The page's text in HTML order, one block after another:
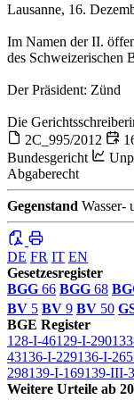
Lausanne, 16.
Im Namen der II.
des Schweizerischen
Der Präsident: Zünd
Die
2C_995/2012
Bundesgericht
Abgaberecht
Gegenstand Wasser-
DE FR IT EN
Gesetzesregister
BGG 66 BGG 68
BV 5 BV 9 BV 50
BGE Register
128-I-46129-I-290
43136-I-229136-I-265
298139-I-169139-III-
Weitere Urteile ab